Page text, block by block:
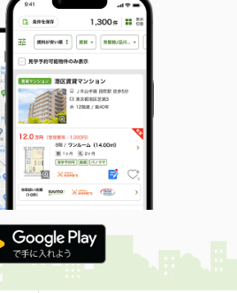
兵庫県姫路市飾磨区山崎
66.9m²
2LDK
8.70万円
兵庫県姫路市北条
44.11m²
1LDK
丁目
2.90万円
兵庫県神戸市西区中野１丁目